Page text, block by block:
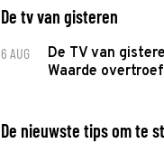
De tv van gisteren
6 AUG
De TV van
Waarde
De nieuwste tips om te